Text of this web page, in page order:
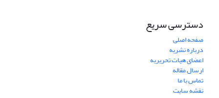
دسترسی سریع
صفحه اصلی
درباره نشریه
اعضای هیات تحریریه
ارسال مقاله
تماس با ما
نقشه سایت